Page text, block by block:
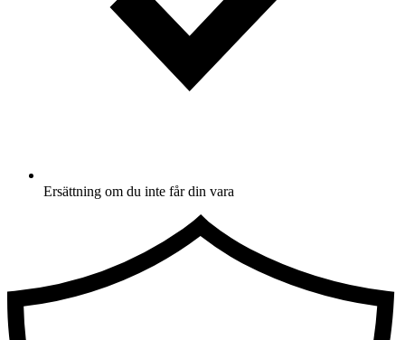
Ersättning om du inte får din vara